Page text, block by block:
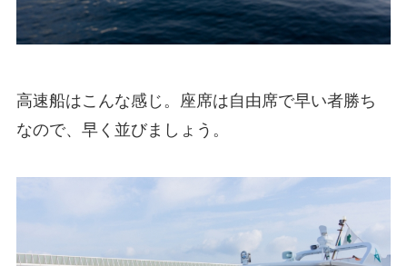
高速船はこんな感じ。座席は自由席で早い者勝ち
なので、早く並びましょう。